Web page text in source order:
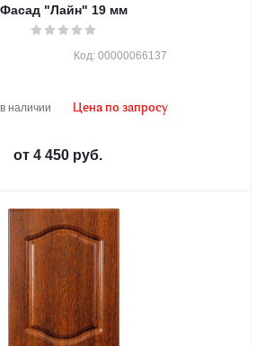
Фасад "Лайн" 19 мм
наличии
Код: 00000066137
Цена по запросу
от 4 450 руб.